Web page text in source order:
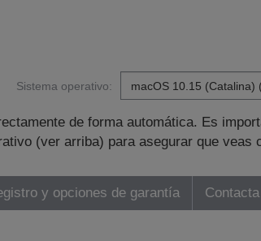
Sistema operativo:
de forma automática. Es
(ver arriba) para asegurar que veas
y opciones de garantía